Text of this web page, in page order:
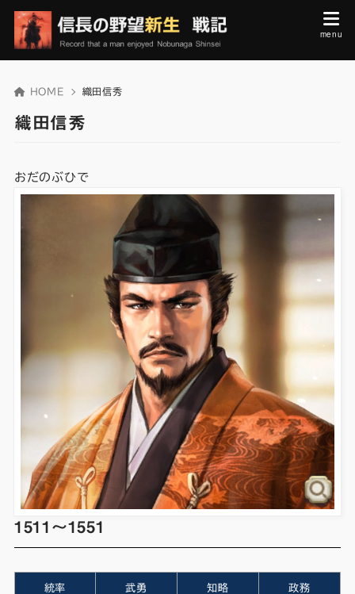
HOME 織田信秀
織田信秀
おだのぶひで
1511～1551
統率 武勇 知略 政務